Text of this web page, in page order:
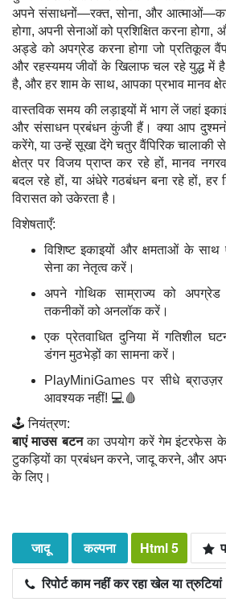
अपने संसाधनों—रक्त, सोना, और आत्माओं—का
होगा, अपनी सेनाओं को प्रशिक्षित करना
अड्डे को अपग्रेड करना होगा जो प्रतिकूल
और रहस्यमय जीवों के खिलाफ चल रहे युद्ध में
है, और हर शाम के साथ, आपका प्रभाव मानव
वास्तविक समय की लड़ाइयों में भाग लें जहां
और संसाधन प्रबंधन कुंजी हैं। क्या आप
करेंगे, या उन्हें सूखा देंगे चतुर वैंपिरिक चालाकी
क्षेत्र पर विजय प्राप्त कर रहे हों, मानव
बदल रहे हों, या अंधेरे गठबंधन बना रहे हों,
विरासत को उकेरता है।
विशेषताएँ:
विशिष्ट इकाइयों और क्षमताओं के
सेना का नेतृत्व करें।
अपने गोथिक साम्राज्य को
तकनीकों को अनलॉक करें।
एक प्रेतवाधित दुनिया में गतिशील
डंगन मुठभेड़ों का सामना करें।
PlayMiniGames पर सीधे
आवश्यक नहीं! 💻🩸
🕹️ नियंत्रण:
बाएं माउस बटनका उपयोग करें गेम इंटरफेस
टुकड़ियों का प्रबंधन करने, जादू करने, और अपने
के लिए।
जादू कल्पना Html 5
रिपोर्ट काम नहीं कर रहा खेल या त्रुटियां